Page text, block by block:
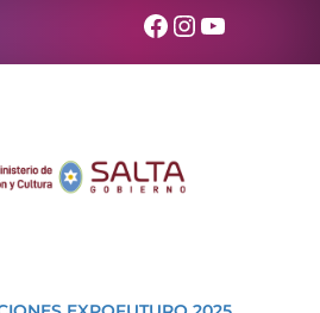
Facebook
Instagram
YouTube